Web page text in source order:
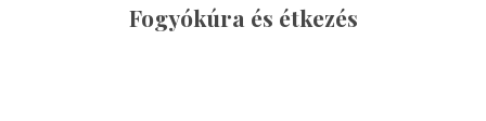
Fogyókúra és étkezés